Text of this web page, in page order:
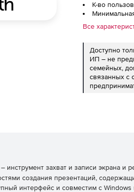
К-во
Все
Доступно
ИП – не
семейных,
связанных с
– инструмент захват и записи экрана и
создания презентаций,
интерфейс и совместим с Windows